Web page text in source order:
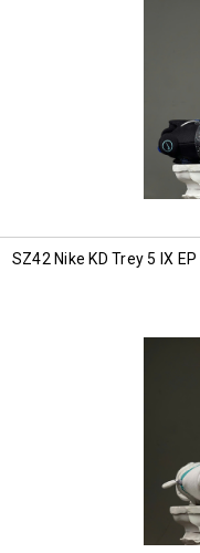
SZ42 Nike KD Trey 5 IX